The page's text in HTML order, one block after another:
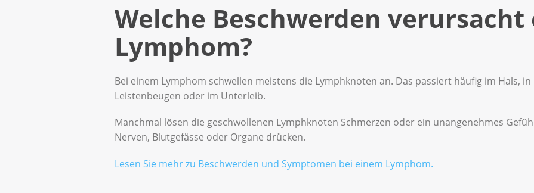
Welche Beschwerden verursacht
Lymphom?
Bei einem Lymphom schwellen meistens die Lymphknoten an. Das passiert häufig im Hals,
Leistenbeugen oder im Unterleib.
Manchmal lösen die geschwollenen Lymphknoten Schmerzen oder ein unangenehmes
Nerven, Blutgefässe oder Organe drücken.
Lesen Sie mehr zu Beschwerden und Symptomen bei einem Lymphom.